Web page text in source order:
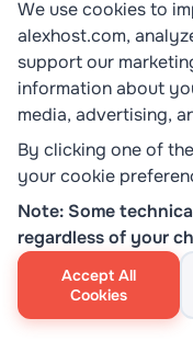
Розуміння того,
половина
як захиститися
серверами
наступні засоби
5.1 Увімкніть
Windows
на основі
захищеному
We use cookies to
alexhost.com,
support our
information about
media, advertising,
By clicking one of
your cookie
Note: Some
regardless of your
Accept All
Cookies